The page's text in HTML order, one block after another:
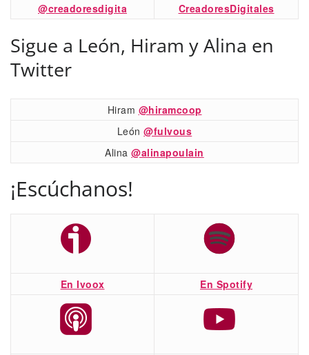
@creadoresdigita CreadoresDigitales
Sigue a León, Hiram y Alina en
Twitter
Hiram @hiramcoop
León@fulvous
Alina@alinapoulain
¡Escúchanos!
En Ivoox En Spotify